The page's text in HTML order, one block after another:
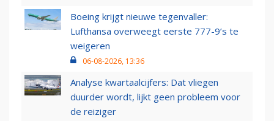
Boeing krijgt nieuwe tegenvaller:
Lufthansa overweegt eerste 777-9’s te
weigeren
06-08-2026, 13:36
Analyse kwartaalcijfers: Dat vliegen
duurder wordt, lijkt geen probleem voor
de reiziger